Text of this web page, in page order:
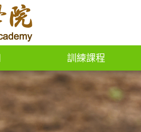
訓練課程